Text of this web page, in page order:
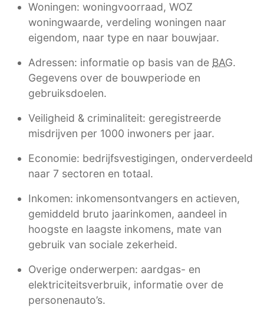
Woningen: woningvoorraad, WOZ
woningwaarde, verdeling woningen naar
eigendom, naar type en naar bouwjaar.
Adressen: informatie op basis van de BAG.
Gegevens over de bouwperiode en
gebruiksdoelen.
Veiligheid & criminaliteit: geregistreerde
misdrijven per 1000 inwoners per jaar.
Economie: bedrijfsvestigingen, onderverdeeld
naar 7 sectoren en totaal.
Inkomen: inkomensontvangers en actieven,
gemiddeld bruto jaarinkomen, aandeel in
hoogste en laagste inkomens, mate van
gebruik van sociale zekerheid.
Overige onderwerpen: aardgas- en
elektriciteitsverbruik, informatie over de
personenauto’s.